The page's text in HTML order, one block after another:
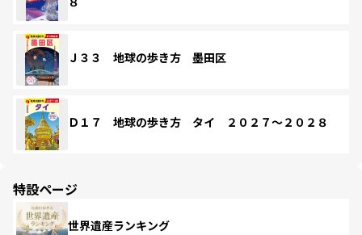
Ｊ３３ 地球の歩き方 墨田区
Ｄ１７ 地球の歩き方 タイ ２０２７～２０２８
特設ページ
世界遺産ランキング